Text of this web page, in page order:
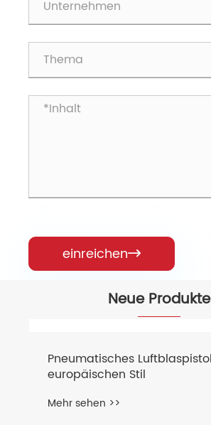
einreichen
Neue Produkte